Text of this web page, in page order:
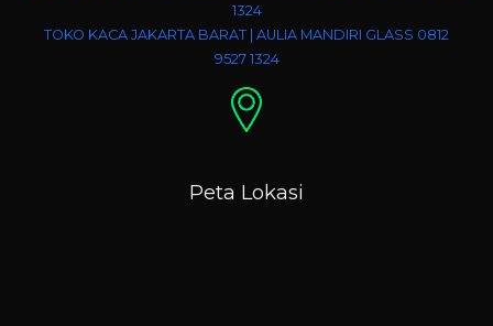
1324
TOKO KACA JAKARTA BARAT | AULIA MANDIRI GLASS 0812
9527 1324
Peta Lokasi